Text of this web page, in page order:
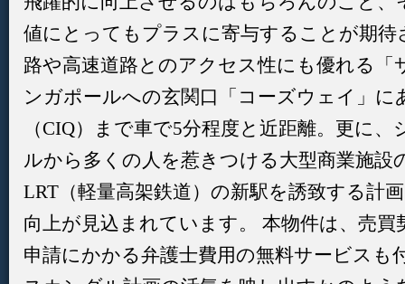
値にとってもプラスに寄与することが期待
路や高速道路とのアクセス性にも優れる
ンガポールへの玄関口「コーズウェイ」に
（CIQ）まで車で5分程度と近距離。更に
ルから多くの人を惹きつける大型商業施設
LRT（軽量高架鉄道）の新駅を誘致する計
向上が見込まれています。 本物件は、売
申請にかかる弁護士費用の無料サービスも